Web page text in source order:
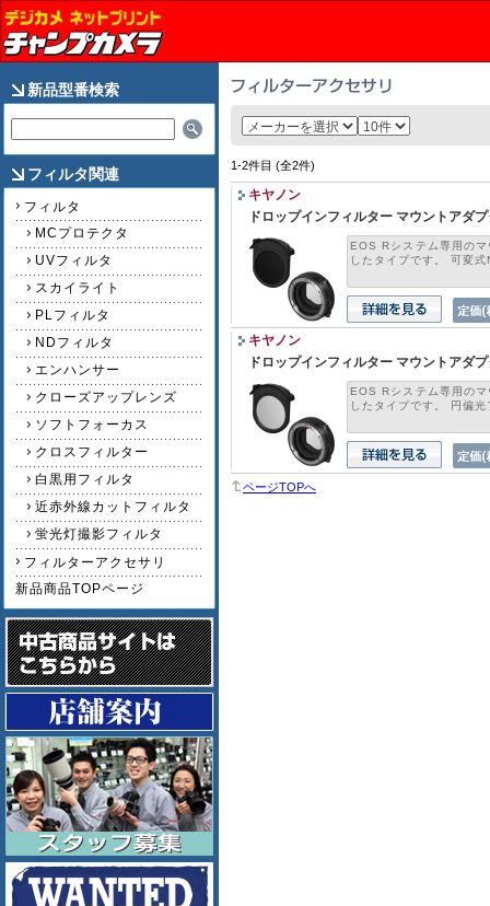
新品型番検索
フィルタ関連
フィルタ
MCプロテクタ
UVフィルタ
スカイライト
PLフィルタ
NDフィルタ
エンハンサー
クローズアップレンズ
ソフトフォーカス
クロスフィルター
白黒用フィルタ
近赤外線カットフィルタ
蛍光灯撮影フィルタ
フィルターアクセサリ
新品商品TOPページ
1-2件目 (全2件)
キヤノン
ドロップインフィルター マウントアダ
EOS Rシステム専用の
したタイプです。 可変
キヤノン
ドロップインフィルター マウントアダ
EOS Rシステム専用の
したタイプです。 円偏
ページTOPへ